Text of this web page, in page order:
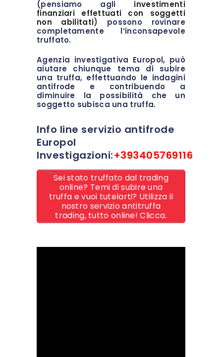
(pensiamo agli investimenti
finanziari effettuati con soggetti
non abilitati) possono rovinare
completamente l’inconsapevole
truffato.
Agenzia investigativa Europol, può
aiutare chiunque tema di subire
una truffa, effettuando le indagini
antifrode e contribuendo a
diminuire la possibilità che un
soggetto subisca una truffa.
Info line servizio antifrode
Europol
Investigazioni:+393405769116
Sei stato truffato dal trading
online? Temi di subire una
truffa e vuoi tutelarti? Utilizza il
nostro servizio antitruffa
trading, tutto online! Clicca.